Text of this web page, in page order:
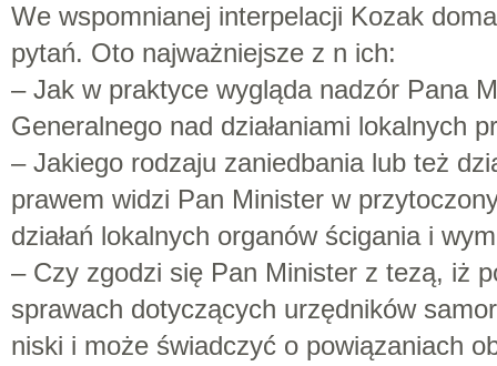
We wspomnianej interpelacji Kozak
pytań. Oto najważniejsze z n ich:
– Jak w praktyce wygląda nadzór Pana
Generalnego nad działaniami lokalnych
– Jakiego rodzaju zaniedbania lub też
prawem widzi Pan Minister w
działań lokalnych organów ścigania i
– Czy zgodzi się Pan Minister z tezą, iż
sprawach dotyczących urzędników
niski i może świadczyć o powiązaniach